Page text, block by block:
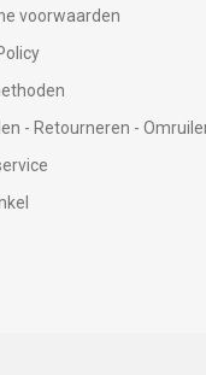
voorwaarden
- Retourneren -